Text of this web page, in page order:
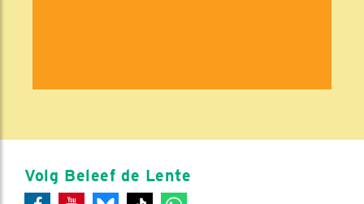
Volg Beleef de Lente